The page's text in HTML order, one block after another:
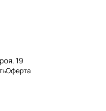
Давления)
19
Оферта